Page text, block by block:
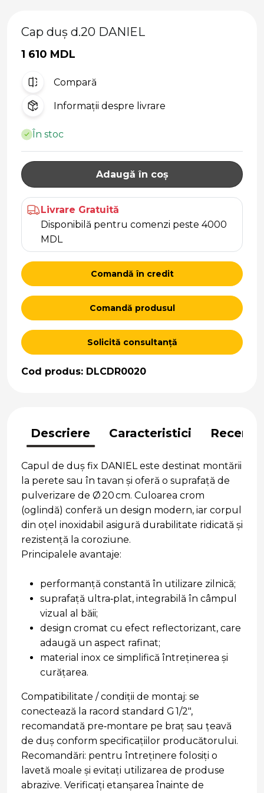
Cap duș d.20 DANIEL
1 610 MDL
Compară
Informații despre livrare
În stoc
Adaugă în coș
Livrare Gratuită
Disponibilă pentru comenzi peste 4000
MDL
Comandă în credit
Comandă produsul
Solicită consultanță
Cod produs: DLCDR0020
Descriere Caracteristici
Capul de duş fix DANIEL este destinat montării
la perete sau în tavan şi oferă o suprafaţă de
pulverizare de Ø 20 cm. Culoarea crom
(oglindă) conferă un design modern, iar corpul
din oțel inoxidabil asigură durabilitate ridicată şi
rezistenţă la coroziune.
Principalele avantaje:
performanţă constantă în utilizare zilnică;
suprafaţă ultra‑plat, integrabilă în câmpul
vizual al băii;
design cromat cu efect reflectorizant, care
adaugă un aspect rafinat;
material inox ce simplifică întreţinerea şi
curăţarea.
Compatibilitate / condiţii de montaj: se
conectează la racord standard G 1/2″,
recomandată pre‑montare pe braţ sau ţeavă
de duş conform specificaţiilor producătorului.
Recomandări: pentru întreţinere folosiţi o
lavetă moale şi evitaţi utilizarea de produse
abrazive. Verificaţi etanşarea înainte de